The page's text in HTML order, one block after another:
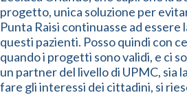
progetto, unica soluzione per
Punta Raisi continuasse ad essere
questi pazienti. Posso quindi con
quando i progetti sono validi, e ci
un partner del livello di UPMC, sia
fare gli interessi dei cittadini, si